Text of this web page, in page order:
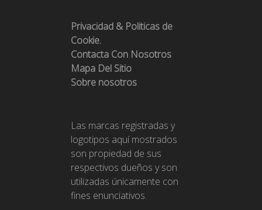
Privacidad & Politicas de
Cookie.
Contacta Con Nosotros
Mapa Del Sitio
Sobre nosotros
Las marcas registradas y
logotipos aquí mostrados
son propiedad de sus
respectivos dueños y son
utilizadas únicamente con
fines enunciativos.